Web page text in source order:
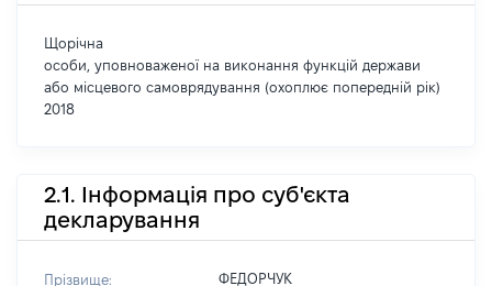
Щорічна
особи, уповноваженої на виконання функцій держави
або місцевого самоврядування (охоплює попередній рік)
2018
2.1. Інформація про суб'єкта
декларування
Прізвище: ФЕДОРЧУК